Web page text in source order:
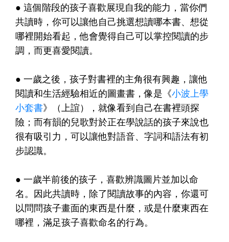
● 這個階段的孩子喜歡展現自我的能力，當你們
共讀時，你可以讓他自己挑選想讀哪本書、想從
哪裡開始看起，他會覺得自己可以掌控閱讀的步
調，而更喜愛閱讀。
● 一歲之後，孩子對書裡的主角很有興趣，讓他
閱讀和生活經驗相近的圖畫書，像是《小波上學
小套書》（上誼），就像看到自己在書裡頭探
險；而有韻的兒歌對於正在學說話的孩子來說也
很有吸引力，可以讓他對語音、字詞和語法有初
步認識。
● 一歲半前後的孩子，喜歡辨識圖片並加以命
名。因此共讀時，除了閱讀故事的內容，你還可
以問問孩子畫面的東西是什麼，或是什麼東西在
哪裡，滿足孩子喜歡命名的行為。